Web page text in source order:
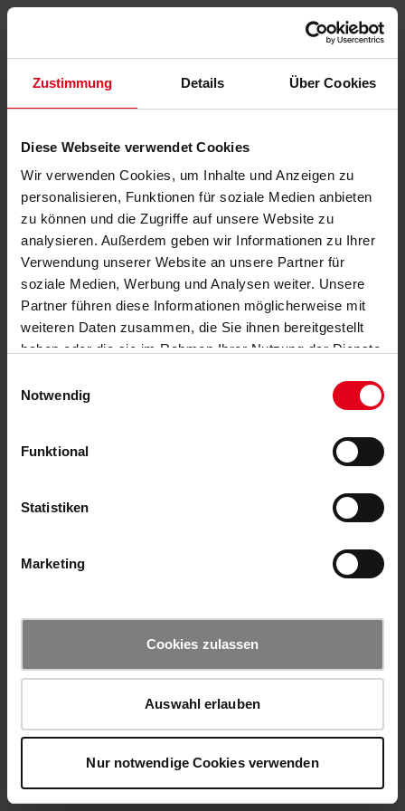
Zustimmung Details Über Cookies
Diese Webseite verwendet Cookies
Wir verwenden Cookies, um Inhalte und Anzeigen zu
personalisieren, Funktionen für soziale Medien anbieten
zu können und die Zugriffe auf unsere Website zu
analysieren. Außerdem geben wir Informationen zu Ihrer
Verwendung unserer Website an unsere Partner für
soziale Medien, Werbung und Analysen weiter. Unsere
Partner führen diese Informationen möglicherweise mit
weiteren Daten zusammen, die Sie ihnen bereitgestellt
haben oder die sie im Rahmen Ihrer Nutzung der Dienste
Notwendig
Funktional
Statistiken
Marketing
Cookies zulassen
Auswahl erlauben
Nur notwendige Cookies verwenden